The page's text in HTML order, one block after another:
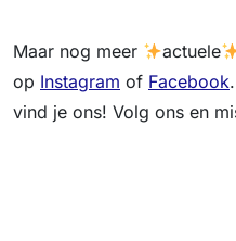
Maar nog meer actuele
op Instagram of Facebook
vind je ons! Volg ons en